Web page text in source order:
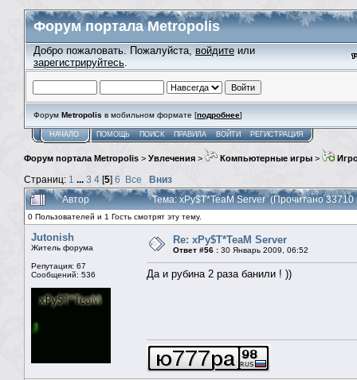
Форум портала Metropolis
Добро пожаловать. Пожалуйста, войдите или
зарегистрируйтесь.
Форум Metropolis в мобильном формате [подробнее]
НАЧАЛО ПОМОЩЬ ПОИСК ПРАВИЛА ВОЙТИ РЕГИСТРАЦИЯ
Форум портала Metropolis > Увлечения > Компьютерные игры >
Страниц: 1 ... 3 4 [5] 6 Все
Вниз
Автор
Тема: xPy$T*TeaM Server (Прочитано 33710
0 Пользователей и 1 Гость смотрят эту тему.
Jutonish
Житель форума
Репутация: 67
Сообщений: 536
Re: xPy$T*TeaM Server
Ответ #56 : 30 Январь 2009, 06:52
Да и рубина 2 раза банили ! ))